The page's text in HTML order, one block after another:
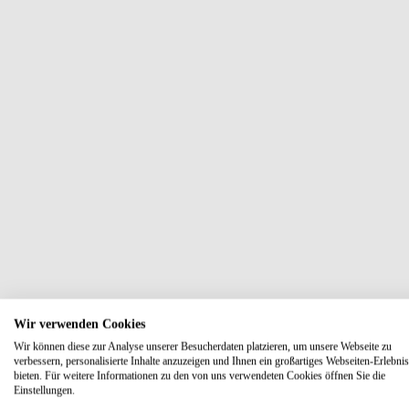
Wir verwenden Cookies
Wir können diese zur Analyse unserer Besucherdaten platzieren, um unsere Webseite zu
verbessern, personalisierte Inhalte anzuzeigen und Ihnen ein großartiges Webseiten-
bieten. Für weitere Informationen zu den von uns verwendeten Cookies öffnen Sie die
Einstellungen.